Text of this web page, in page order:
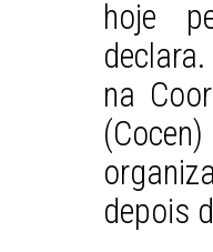
hoje
na
depois